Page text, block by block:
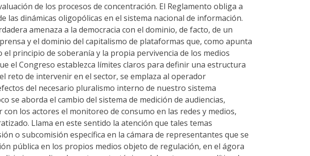
de los procesos de concentración. El Reglamento obliga a
las dinámicas oligopólicas en el sistema nacional de información.
amenaza a la democracia con el dominio, de facto, de un
y el dominio del capitalismo de plataformas que, como apunta
principio de soberanía y la propia pervivencia de los medios
el Congreso establezca límites claros para definir una estructura
reto de intervenir en el sector, se emplaza al operador
del necesario pluralismo interno de nuestro sistema
se aborda el cambio del sistema de medición de audiencias,
los actores el monitoreo de consumo en las redes y medios,
Llama en este sentido la atención que tales temas
o subcomisión específica en la cámara de representantes que se
pública en los propios medios objeto de regulación, en el ágora